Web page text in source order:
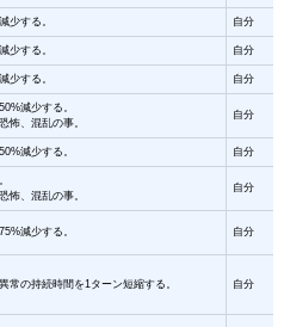
少する。 自分
少する。 自分
少する。 自分
減少する。
怖、混乱の事。
自分
減少する。 自分
怖、混乱の事。
自分
減少する。 自分
常の持続時間を1ターン短縮する。 自分